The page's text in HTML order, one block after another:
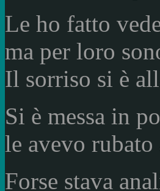
Le ho fatto
ma per loro
Il sorriso si è
Si è messa in
le avevo
Forse stava